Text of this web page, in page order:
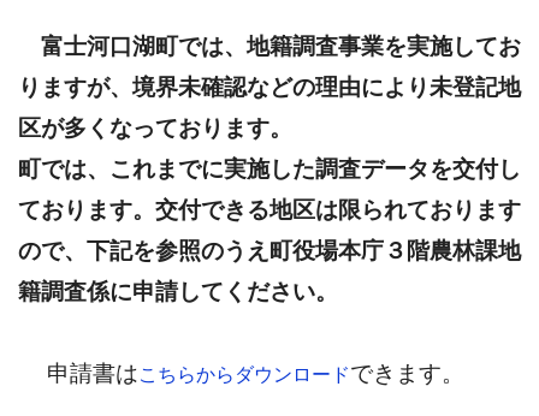
富士河口湖町では、地籍調査事業を実施してお
りますが、境界未確認などの理由により未登記地
区が多くなっております。
町では、これまでに実施した調査データを交付し
ております。交付できる地区は限られております
ので、下記を参照のうえ町役場本庁３階農林課地
籍調査係に申請してください。
申請書はこちらからダウンロードできます。